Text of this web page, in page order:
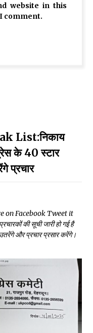
website in this
comment.
List:निकाय
के 40 स्टार
प्रचार
on Facebook Tweet it
की सूची जारी हो गई है
उतरेंगे और प्रचार प्रसार करेंगे।